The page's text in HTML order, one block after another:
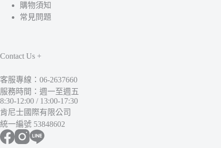
購物須知
常見問題
Contact Us +
客服專線：06-2637660
服務時間：週一至週五
8:30-12:00 / 13:00-17:30
肯尼士國際有限公司
統一編號 53848602